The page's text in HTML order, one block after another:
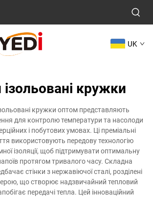
UK
кружки
кружки оптом представляють
для контролю температури та насолоди
і побутових умовах. Ці преміальні
використовують передову технологію
ізоляції, щоб підтримувати оптимальну
протягом тривалого часу. Складна
стінки з нержавіючої сталі, розділені
що створює надзвичайний тепловий
передачі тепла. Цей інноваційний